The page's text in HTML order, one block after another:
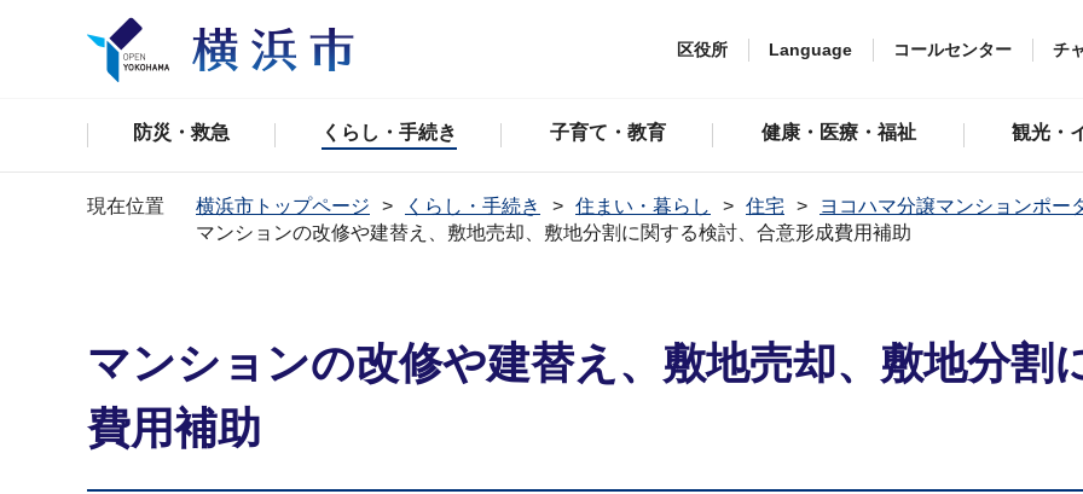
区役所 Language コールセンター チ
防災・救急 くらし・手続き 子育て・教育 健康・医療・福祉 観光・
現在位置 横浜市トップページ くらし・手続き 住まい・暮らし 住宅
ヨコハマ分譲マンションポー
マンションの改修や建替え、敷地売却、敷地分割に関する検討、合意形成費用補助
マンションの改修や建替え、敷地売却、敷地分割
費用補助